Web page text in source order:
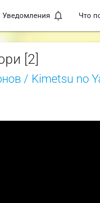
Уведомления notifications_none Что
[2]
/ Kimetsu no